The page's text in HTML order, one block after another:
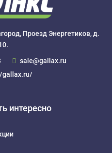
Проезд Энергетиков, д.
sale@gallax.ru
gallax.ru/
интересно